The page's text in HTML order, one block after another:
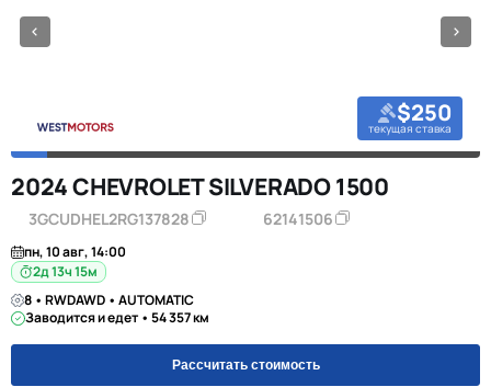
$250
текущая ставка
2024 CHEVROLET SILVERADO 1500
3GCUDHEL2RG137828 62141506
пн, 10 авг, 14:00
2д 13ч 15м
8 • RWDAWD • AUTOMATIC
Заводится и едет • 54 357 км
Рассчитать стоимость